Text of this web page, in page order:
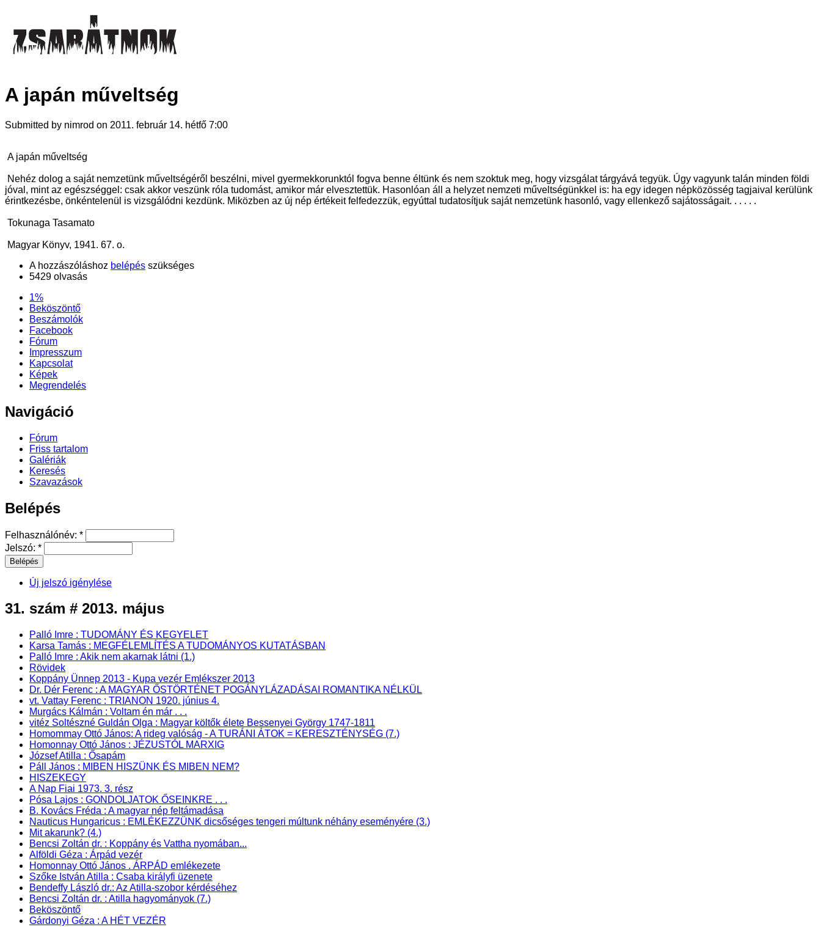
A japán műveltség
Submitted by nimrod on 2011. február 14. hétfő 7:00
A japán műveltség
Nehéz dolog a saját nemzetünk műveltségéről beszélni, mivel gyermekkorunktól fogva benne éltünk és nem szoktuk meg, hogy vizsgálat tárgyává tegyük. Úgy vagyunk talán minden földi
jóval, mint az egészséggel: csak akkor veszünk róla tudomást, amikor már elvesztettük. Hasonlóan áll a helyzet nemzeti műveltségünkkel is: ha egy idegen népközösség tagjaival kerülünk
érintkezésbe, önkéntelenül is vizsgálódni kezdünk. Miközben az új nép értékeit felfedezzük, egyúttal tudatosítjuk saját nemzetünk hasonló, vagy ellenkező sajátosságait. . . . . .
Tokunaga Tasamato
Magyar Könyv, 1941. 67. o.
A hozzászóláshoz belépés szükséges
5429 olvasás
1%
Beköszöntő
Beszámolók
Facebook
Fórum
Impresszum
Kapcsolat
Képek
Megrendelés
Navigáció
Fórum
Friss tartalom
Galériák
Keresés
Szavazások
Belépés
Felhasználónév: *
Jelszó: *
Új jelszó igénylése
31. szám # 2013. május
Palló Imre : TUDOMÁNY ÉS KEGYELET
Karsa Tamás : MEGFÉLEMLÍTÉS A TUDOMÁNYOS KUTATÁSBAN
Palló Imre : Akik nem akarnak látni (1.)
Rövidek
Koppány Ünnep 2013 - Kupa vezér Emlékszer 2013
Dr. Dér Ferenc : A MAGYAR ŐSTÖRTÉNET POGÁNYLÁZADÁSAI ROMANTIKA NÉLKÜL
vt. Vattay Ferenc : TRIANON 1920. június 4.
Murgács Kálmán : Voltam én már . . .
vitéz Soltészné Guldán Olga : Magyar költők élete Bessenyei György 1747-1811
Homommay Ottó János: A rideg valóság - A TURÁNI ÁTOK = KERESZTÉNYSÉG (7.)
Homonnay Ottó János : JÉZUSTÓL MARXIG
József Atilla : Ősapám
Páll János : MIBEN HISZÜNK ÉS MIBEN NEM?
HISZEKEGY
A Nap Fiai 1973. 3. rész
Pósa Lajos : GONDOLJATOK ŐSEINKRE . . .
B. Kovács Fréda : A magyar nép feltámadása
Nauticus Hungaricus : EMLÉKEZZÜNK dicsőséges tengeri múltunk néhány eseményére (3.)
Mit akarunk? (4.)
Bencsi Zoltán dr. : Koppány és Vattha nyomában...
Alföldi Géza : Árpád vezér
Homonnay Ottó János . ÁRPÁD emlékezete
Szőke István Atilla : Csaba királyfi üzenete
Bendeffy László dr.: Az Atilla-szobor kérdéséhez
Bencsi Zoltán dr. : Atilla hagyományok (7.)
Beköszöntő
Gárdonyi Géza : A HÉT VEZÉR